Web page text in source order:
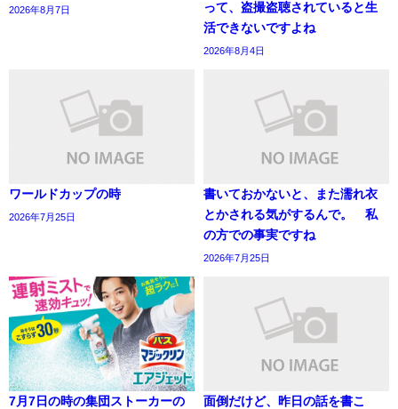
2026年8月7日
って、盗撮盗聴されていると生
活できないですよね
2026年8月4日
ワールドカップの時
2026年7月25日
書いておかないと、また濡れ衣
とかされる気がするんで。 私
の方での事実ですね
2026年7月25日
7月7日の時の集団ストーカーの
面倒だけど、昨日の話を書こ